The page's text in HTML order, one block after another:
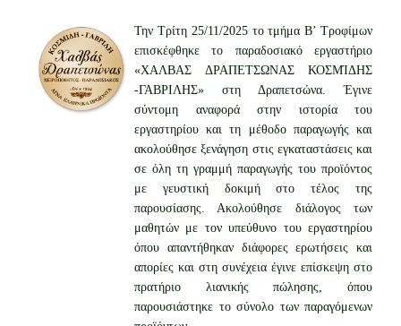
Την Τρίτη 25/11/2025 το τμήμα Β’ Τροφίμων
επισκέφθηκε το παραδοσιακό εργαστήριο
«ΧΑΛΒΑΣ ΔΡΑΠΕΤΣΩΝΑΣ ΚΟΣΜΊΔΗΣ
-ΓΑΒΡΙΛΗΣ» στη Δραπετσώνα. Έγινε
σύντομη αναφορά στην ιστορία του
εργαστηρίου και τη μέθοδο παραγωγής και
ακολούθησε ξενάγηση στις εγκαταστάσεις και
σε όλη τη γραμμή παραγωγής του προϊόντος
με γευστική δοκιμή στο τέλος της
παρουσίασης. Ακολούθησε διάλογος των
μαθητών με τον υπεύθυνο του εργαστηρίου
όπου απαντήθηκαν διάφορες ερωτήσεις και
απορίες και στη συνέχεια έγινε επίσκεψη στο
πρατήριο λιανικής πώλησης, όπου
παρουσιάστηκε το σύνολο των παραγόμενων